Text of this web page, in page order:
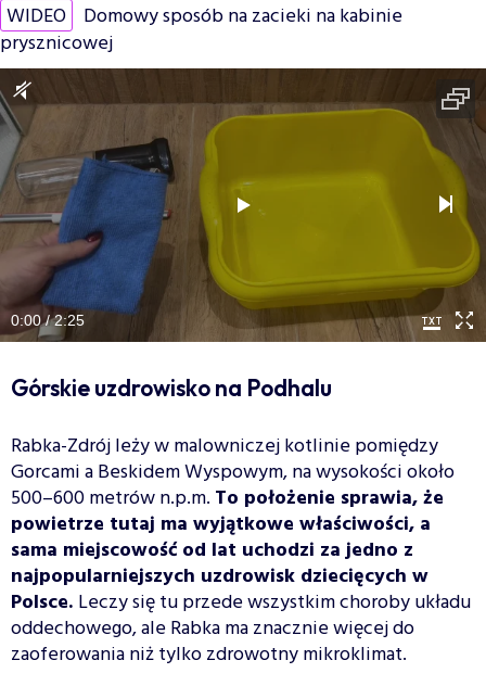
WIDEO Domowy sposób na zacieki na kabinie
prysznicowej
0:00 / 2:25
Górskie uzdrowisko na Podhalu
Rabka-Zdrój leży w malowniczej kotlinie pomiędzy
Gorcami a Beskidem Wyspowym, na wysokości około
500–600 metrów n.p.m. To położenie sprawia, że
powietrze tutaj ma wyjątkowe właściwości, a
sama miejscowość od lat uchodzi za jedno z
najpopularniejszych uzdrowisk dziecięcych w
Polsce. Leczy się tu przede wszystkim choroby układu
oddechowego, ale Rabka ma znacznie więcej do
zaoferowania niż tylko zdrowotny mikroklimat.